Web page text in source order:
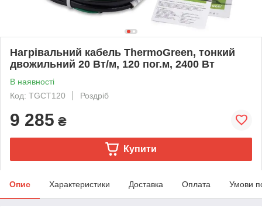
Нагрівальний кабель ThermoGreen, тонкий
двожильний 20 Вт/м, 120 пог.м, 2400 Вт
В наявності
Код: TGCT120
Роздріб
9 285 ₴
Купити
Опис Характеристики Доставка Оплата Умови